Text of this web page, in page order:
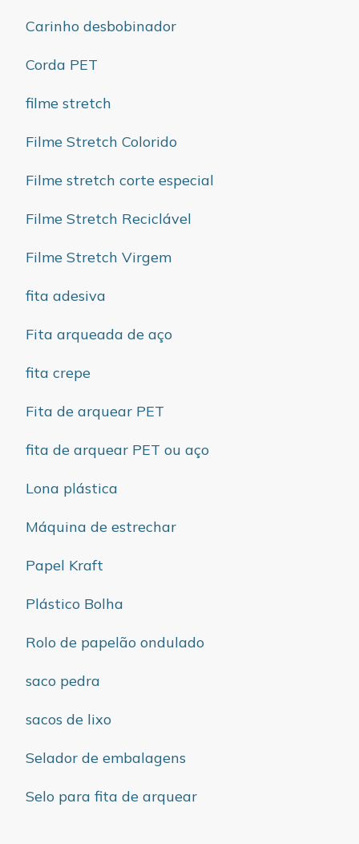
Carinho desbobinador
Corda PET
filme stretch
Filme Stretch Colorido
Filme stretch corte especial
Filme Stretch Reciclável
Filme Stretch Virgem
fita adesiva
Fita arqueada de aço
fita crepe
Fita de arquear PET
fita de arquear PET ou aço
Lona plástica
Máquina de estrechar
Papel Kraft
Plástico Bolha
Rolo de papelão ondulado
saco pedra
sacos de lixo
Selador de embalagens
Selo para fita de arquear